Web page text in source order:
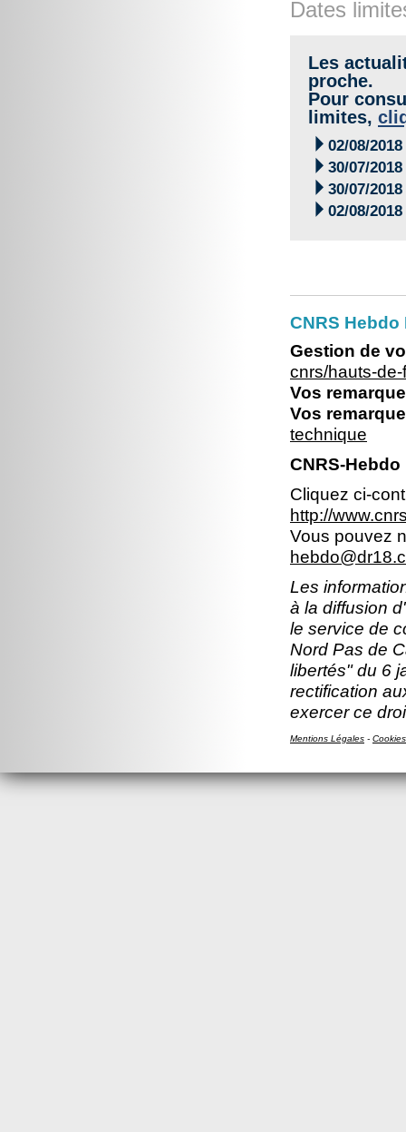
Dates
Les
proche.
Pour
limites,
 02/08/2018
 30/07/2018
 30/07/2018
 02/08/2018
CNRS
Gestion de
cnrs/hauts-
Vos
Vos
technique
CNRS-
Cliquez ci-
http://
Vous pouvez
Les
à la diffusion
le service de
Nord Pas de
libertés" du 6
rectification
exercer ce
Mentions Légales - Cookies